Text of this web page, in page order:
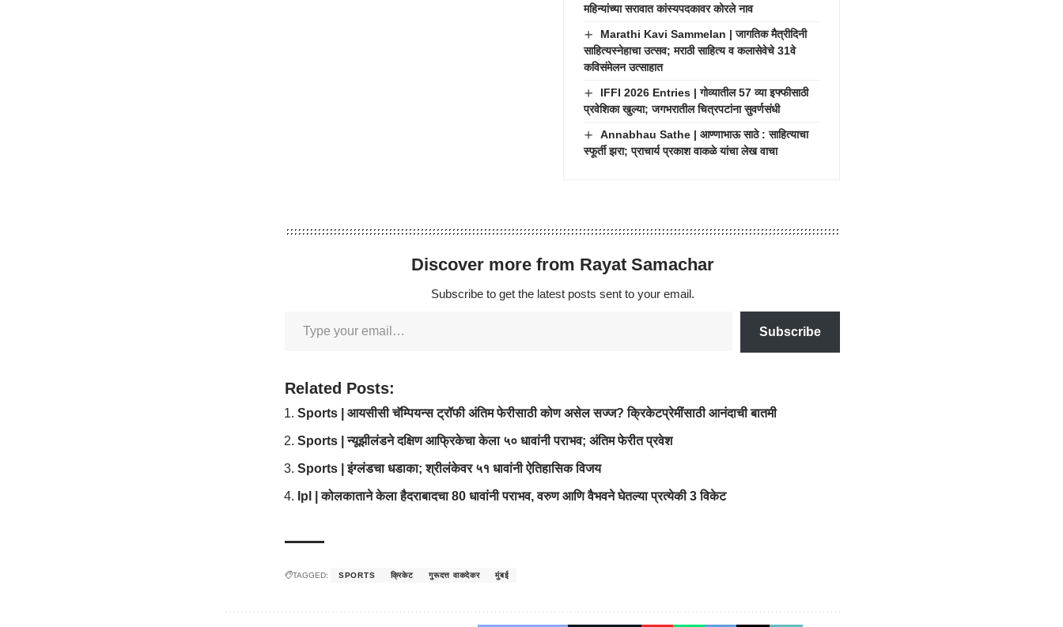
महिन्यांच्या सरावात कांस्यपदकावर कोरले नाव
Marathi Kavi Sammelan | जागतिक मैत्रीदिनी
साहित्यस्नेहाचा उत्सव; मराठी साहित्य व कलासेवेचे 31वे
कविसंमेलन उत्साहात
IFFI 2026 Entries | गोव्यातील 57 व्या इफ्फीसाठी
प्रवेशिका खुल्या; जगभरातील चित्रपटांना सुवर्णसंधी
Annabhau Sathe | आण्णाभाऊ साठे : साहित्याचा
स्फूर्ती झरा; प्राचार्य प्रकाश वाकळे यांचा लेख वाचा
Discover more from Rayat Samachar
Subscribe to get the latest posts sent to your email.
Subscribe
Related Posts:
Sports | आयसीसी चॅम्पियन्स ट्रॉफी अंतिम फेरीसाठी कोण असेल सज्ज? क्रिकेटप्रेमींसाठी आनंदाची बातमी
Sports | न्यूझीलंडने दक्षिण आफ्रिकेचा केला ५० धावांनी पराभव; अंतिम फेरीत प्रवेश
Sports | इंग्लंडचा धडाका; श्रीलंकेवर ५१ धावांनी ऐतिहासिक विजय
Ipl | कोलकाताने केला हैदराबादचा 80 धावांनी पराभव, वरुण आणि वैभवने घेतल्या प्रत्येकी 3 विकेट
TAGGED: SPORTS क्रिकेट गुरूदत्त वाकदेकर मुंबई